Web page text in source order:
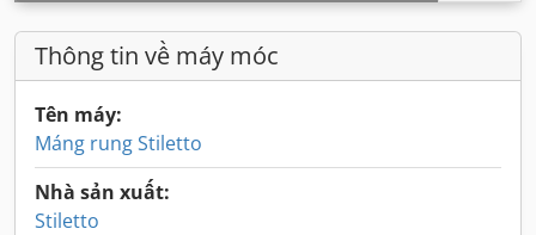
Thông tin về máy móc
Tên máy:
Máng rung Stiletto
Nhà sản xuất:
Stiletto